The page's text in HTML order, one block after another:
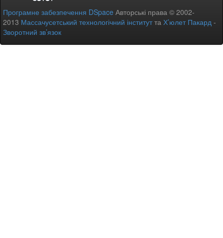
Програмне забезпечення DSpace Авторські права © 2002-
2013 Массачусетський технологічний інститутта Х’юлет Пакард -
Зворотний зв’язок